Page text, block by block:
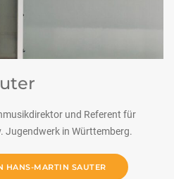
und Referent für
Jugendwerk in Württemberg.
HANS-MARTIN SAUTER